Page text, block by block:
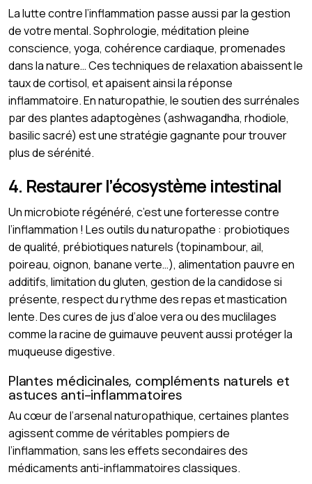
La lutte contre l’inflammation passe aussi par la gestion
de votre mental. Sophrologie, méditation pleine
conscience, yoga, cohérence cardiaque, promenades
dans la nature… Ces techniques de relaxation abaissent le
taux de cortisol, et apaisent ainsi la réponse
inflammatoire. En naturopathie, le soutien des surrénales
par des plantes adaptogènes (ashwagandha, rhodiole,
basilic sacré) est une stratégie gagnante pour trouver
plus de sérénité.
4. Restaurer l’écosystème intestinal
Un microbiote régénéré, c’est une forteresse contre
l’inflammation ! Les outils du naturopathe : probiotiques
de qualité, prébiotiques naturels (topinambour, ail,
poireau, oignon, banane verte…), alimentation pauvre en
additifs, limitation du gluten, gestion de la candidose si
présente, respect du rythme des repas et mastication
lente. Des cures de jus d’aloe vera ou des muclilages
comme la racine de guimauve peuvent aussi protéger la
muqueuse digestive.
Plantes médicinales, compléments naturels et
astuces anti-inflammatoires
Au cœur de l’arsenal naturopathique, certaines plantes
agissent comme de véritables pompiers de
l’inflammation, sans les effets secondaires des
médicaments anti-inflammatoires classiques.